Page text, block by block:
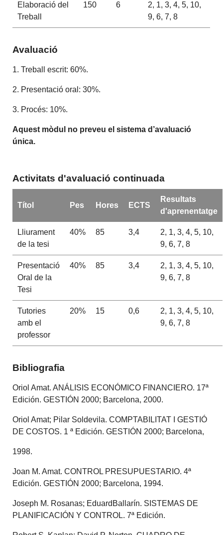
Elaboració del
Treball
150 6
2, 1, 3, 4, 5, 10,
9, 6, 7, 8
Avaluació
1. Treball escrit: 60%.
2. Presentació oral: 30%.
3. Procés: 10%.
Aquest mòdul no preveu el sistema d’avaluació
única.
Activitats d'avaluació continuada
Títol Pes Hores ECTS
Resultats
d'aprenentatge
Lliurament
de la tesi
40% 85 3,4
2, 1, 3, 4, 5, 10,
9, 6, 7, 8
Presentació
Oral de la
Tesi
40% 85 3,4
2, 1, 3, 4, 5, 10,
9, 6, 7, 8
Tutories
amb el
professor
20% 15 0,6
2, 1, 3, 4, 5, 10,
9, 6, 7, 8
Bibliografia
Oriol Amat. ANÁLISIS ECONÓMICO FINANCIERO. 17ª
Edición. GESTIÓN 2000; Barcelona, 2000.
Oriol Amat; Pilar Soldevila. COMPTABILITAT I GESTIÓ
DE COSTOS. 1 ª Edición. GESTIÓN 2000; Barcelona,
1998.
Joan M. Amat. CONTROL PRESUPUESTARIO. 4ª
Edición. GESTIÓN 2000; Barcelona, 1994.
Joseph M. Rosanas; EduardBallarín. SISTEMAS DE
PLANIFICACIÓN Y CONTROL. 7ª Edición.